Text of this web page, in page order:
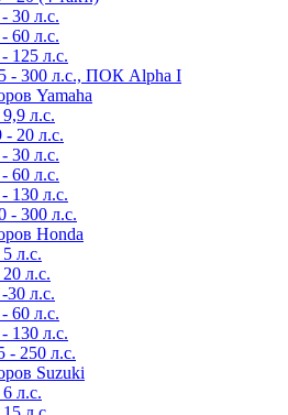
30 л.с.
60 л.с.
125 л.с.
- 300 л.с., ПОК Alpha I
Yamaha
л.с.
- 20 л.с.
30 л.с.
60 л.с.
130 л.с.
- 300 л.с.
Honda
л.с.
л.с.
30 л.с.
60 л.с.
130 л.с.
- 250 л.с.
Suzuki
л.с.